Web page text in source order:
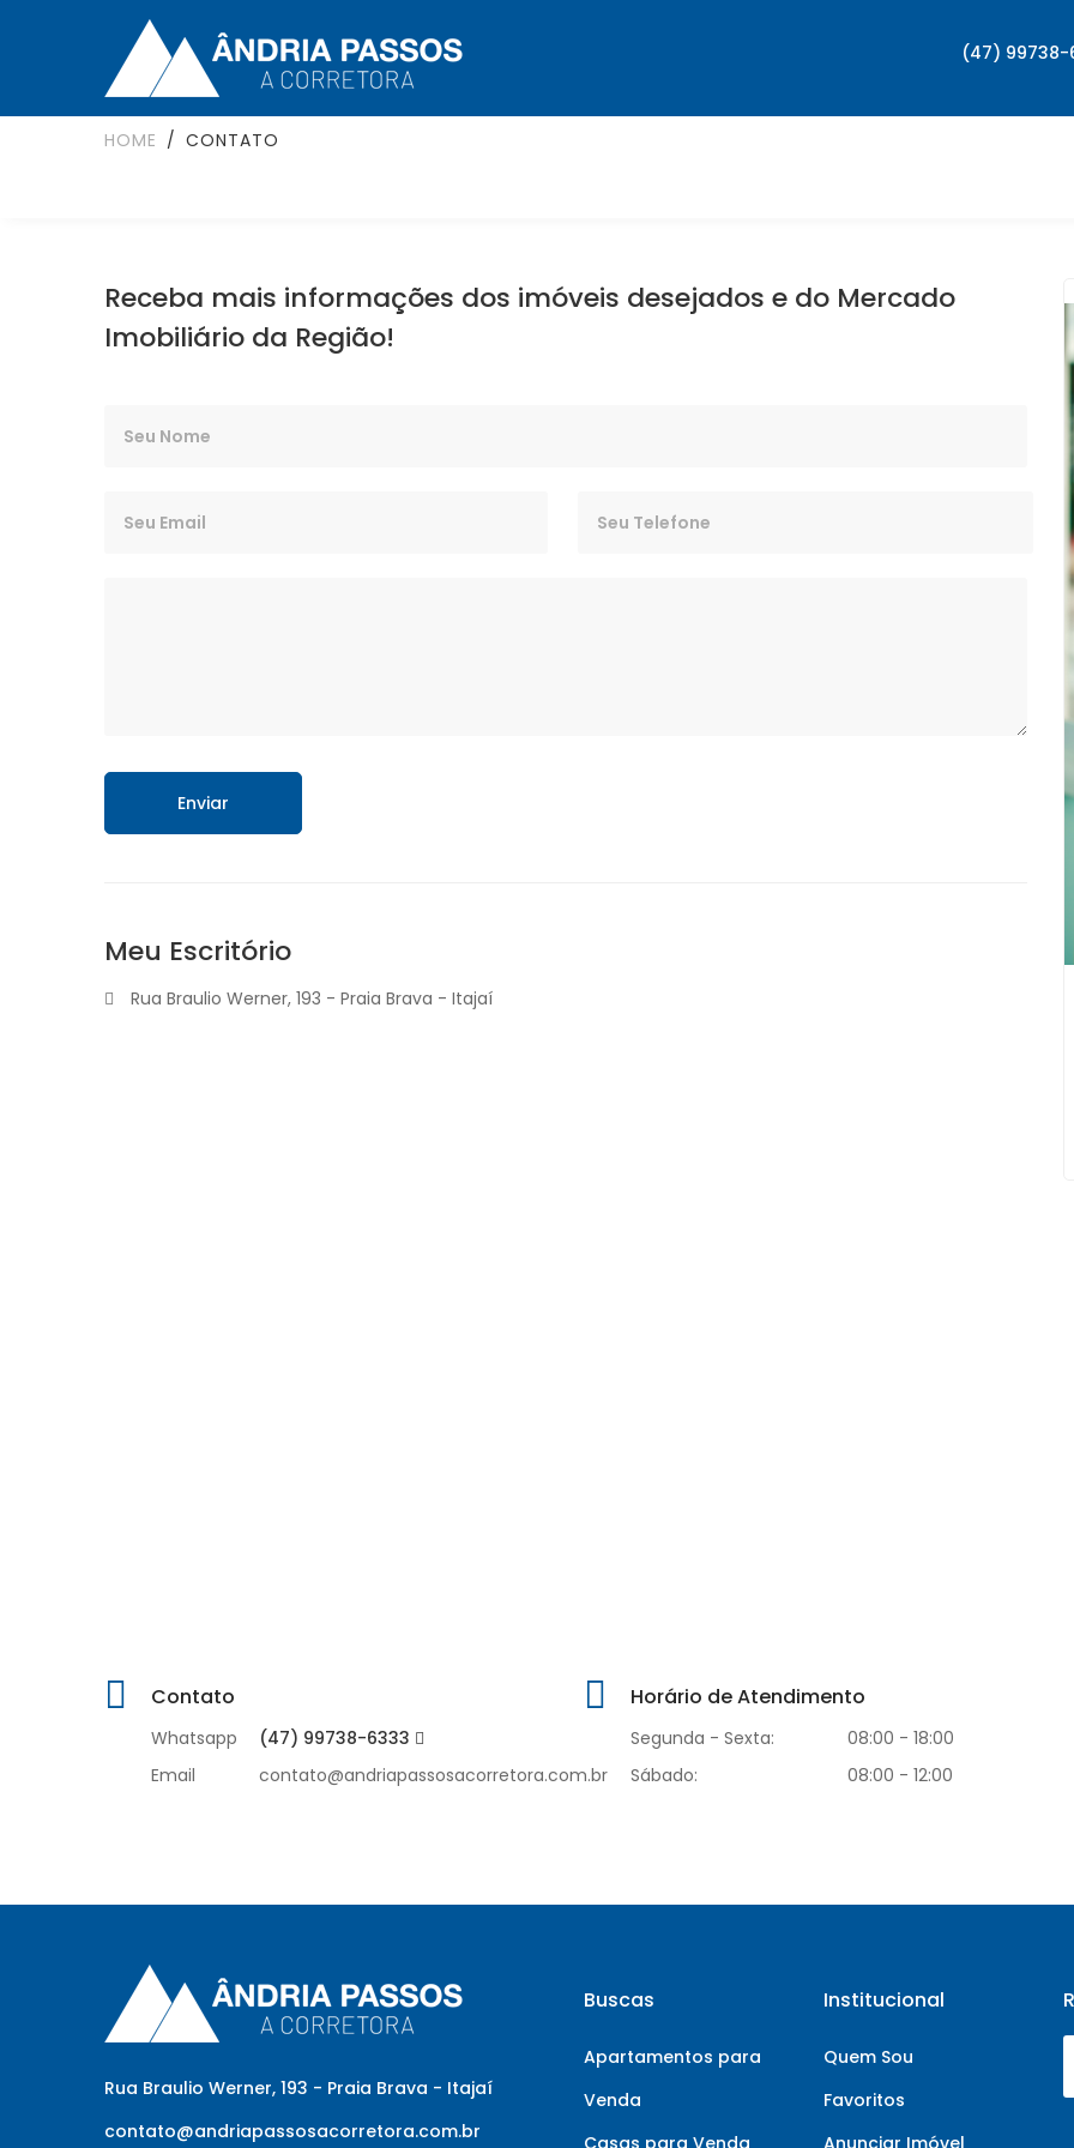
(47) 99738-
HOME CONTATO
Receba mais informações dos imóveis desejados e do Mercado
Imobiliário da Região!
Enviar
Meu Escritório
Rua Braulio Werner, 193 - Praia Brava - Itajaí
Contato
Whatsapp
(47) 99738-6333
Email
contato@andriapassosacorretora.com.br
Horário de Atendimento
Segunda - Sexta:
08:00 - 18:00
Sábado:
08:00 - 12:00
Rua Braulio Werner, 193 - Praia Brava - Itajaí
contato@andriapassosacorretora.com.br
Buscas
Apartamentos para
Venda
Institucional
Quem Sou
Favoritos